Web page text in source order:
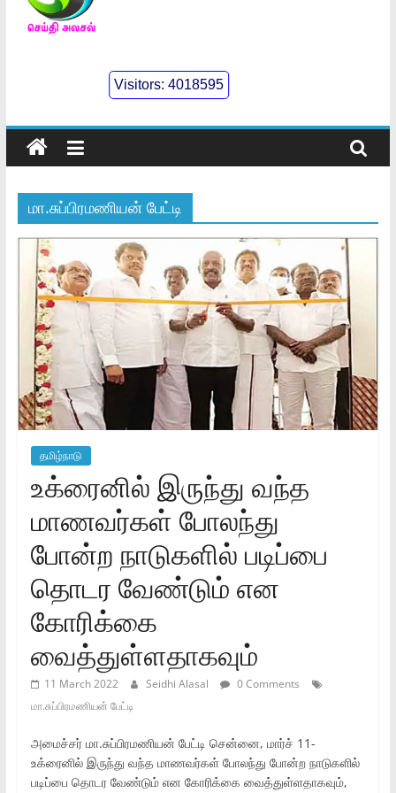
செய்திஅலசல்
Seidhialasal
Tamil
Online
NewsPaper
Visitors:4018595
மா.சுப்பிரமணியன் பேட்டி
தமிழ்நாடு
உக்ரைனில் இருந்து வந்த
மாணவர்கள் போலந்து
போன்ற நாடுகளில் படிப்பை
தொடர வேண்டும் என
கோரிக்கை
வைத்துள்ளதாகவும்
11 March 2022 Seidhi Alasal
0 Comments
மா.சுப்பிரமணியன் பேட்டி
அமைச்சர் மா.சுப்பிரமணியன் பேட்டி சென்னை, மார்ச் 11-
உக்ரைனில் இருந்து வந்த மாணவர்கள் போலந்து போன்ற நாடுகளில்
படிப்பை தொடர வேண்டும் என கோரிக்கை வைத்துள்ளதாகவும்,